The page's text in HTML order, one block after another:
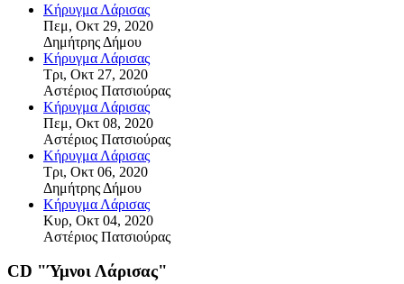
Κήρυγμα Λάρισας
Πεμ, Οκτ 29, 2020
Δημήτρης Δήμου
Κήρυγμα Λάρισας
Τρι, Οκτ 27, 2020
Αστέριος Πατσιούρας
Κήρυγμα Λάρισας
Πεμ, Οκτ 08, 2020
Αστέριος Πατσιούρας
Κήρυγμα Λάρισας
Τρι, Οκτ 06, 2020
Δημήτρης Δήμου
Κήρυγμα Λάρισας
Κυρ, Οκτ 04, 2020
Αστέριος Πατσιούρας
CD "Ύμνοι Λάρισας"